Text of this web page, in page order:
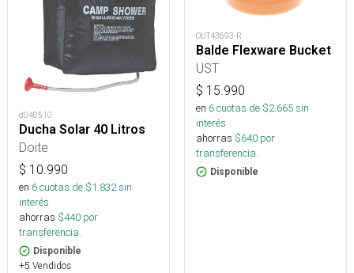
d040510
Ducha Solar 40 Litros
Doite
$ 10.990
en 6cuotas de $1.832sin
interés
ahorras $440 por
transferencia.
Disponible
+5 Vendidos
OUT43693-R
Balde Flexware Bucket
UST
$ 15.990
en 6cuotas de $2.665sin
interés
ahorras $640 por
transferencia.
Disponible